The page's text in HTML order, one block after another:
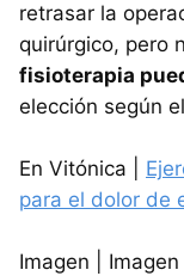
retrasar la
quirúrgico, pero
fisioterapia
elección según
En Vitónica |
para el dolor de
Imagen |